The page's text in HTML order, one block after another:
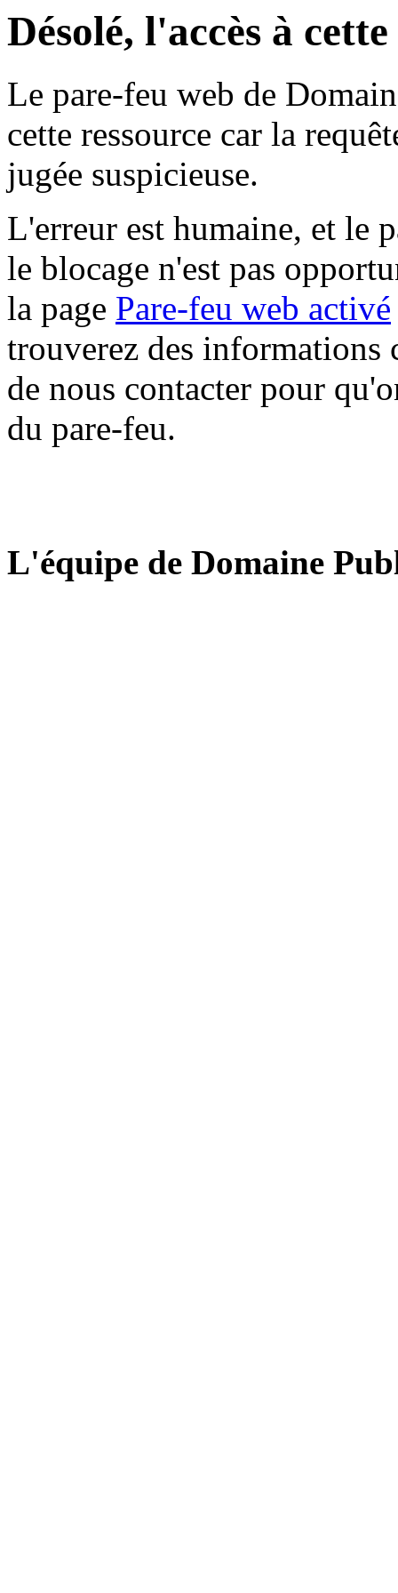
Désolé, l'accès à
Le pare-feu web de
cette ressource car la
jugée suspicieuse.
L'erreur est humaine, et le
le blocage n'est pas
la page Pare-feu web activé
trouverez des informations
de nous contacter pour
du pare-feu.
L'équipe de Domaine